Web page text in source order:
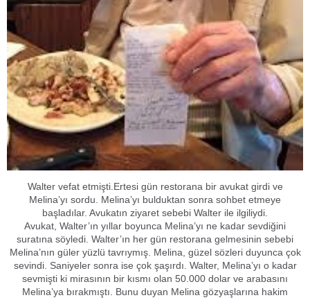
Walter vefat etmişti.Ertesi gün restorana bir avukat girdi ve
Melina’yı sordu. Melina’yı bulduktan sonra sohbet etmeye
başladılar. Avukatın ziyaret sebebi Walter ile ilgiliydi.
Avukat, Walter’ın yıllar boyunca Melina’yı ne kadar sevdiğini
suratına söyledi. Walter’ın her gün restorana gelmesinin sebebi
Melina’nın güler yüzlü tavrıymış. Melina, güzel sözleri duyunca çok
sevindi. Saniyeler sonra ise çok şaşırdı. Walter, Melina’yı o kadar
sevmişti ki mirasının bir kısmı olan 50.000 dolar ve arabasını
Melina’ya bırakmıştı. Bunu duyan Melina gözyaşlarına hakim